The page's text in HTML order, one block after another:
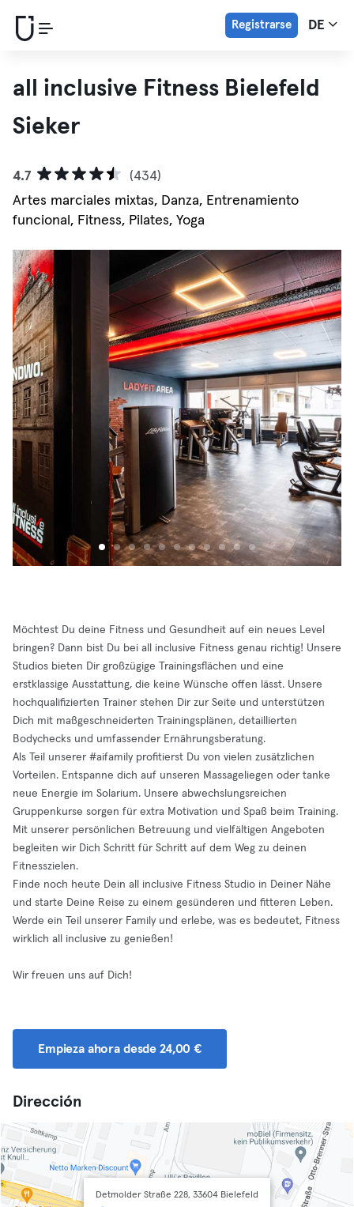
Registrarse DE
all inclusive Fitness Bielefeld
Sieker
4.7
(434)
Artes marciales mixtas, Danza, Entrenamiento
funcional, Fitness, Pilates, Yoga
Möchtest Du deine Fitness und Gesundheit auf ein neues Level
bringen? Dann bist Du bei all inclusive Fitness genau richtig! Unsere
Studios bieten Dir großzügige Trainingsflächen und eine
erstklassige Ausstattung, die keine Wünsche offen lässt. Unsere
hochqualifizierten Trainer stehen Dir zur Seite und unterstützen
Dich mit maßgeschneiderten Trainingsplänen, detaillierten
Bodychecks und umfassender Ernährungsberatung.
Als Teil unserer #aifamily profitierst Du von vielen zusätzlichen
Vorteilen. Entspanne dich auf unseren Massageliegen oder tanke
neue Energie im Solarium. Unsere abwechslungsreichen
Gruppenkurse sorgen für extra Motivation und Spaß beim Training.
Mit unserer persönlichen Betreuung und vielfältigen Angeboten
begleiten wir Dich Schritt für Schritt auf dem Weg zu deinen
Fitnesszielen.
Finde noch heute Dein all inclusive Fitness Studio in Deiner Nähe
und starte Deine Reise zu einem gesünderen und fitteren Leben.
Werde ein Teil unserer Family und erlebe, was es bedeutet, Fitness
wirklich all inclusive zu genießen!
Wir freuen uns auf Dich!
Empieza ahora desde 24,00 €
Dirección
Detmolder Straße 228, 33604 Bielefeld